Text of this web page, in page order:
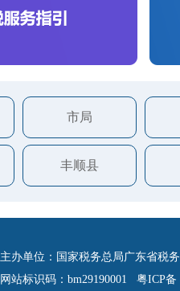
市局
丰顺县
主办单位：国家税务总局广东省税
网站标识码：bm29190001 粤ICP